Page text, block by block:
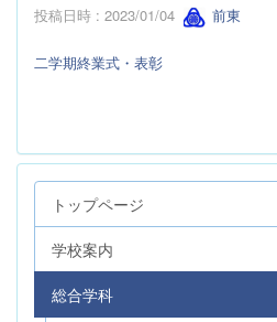
投稿日時 : 2023/01/04 前東
二学期終業式・表彰
トップページ
学校案内
総合学科